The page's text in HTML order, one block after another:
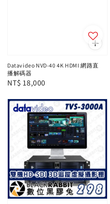
Datavideo NVD-40 4K HDMI 網路直
播解碼器
Regular
NT$ 18,000